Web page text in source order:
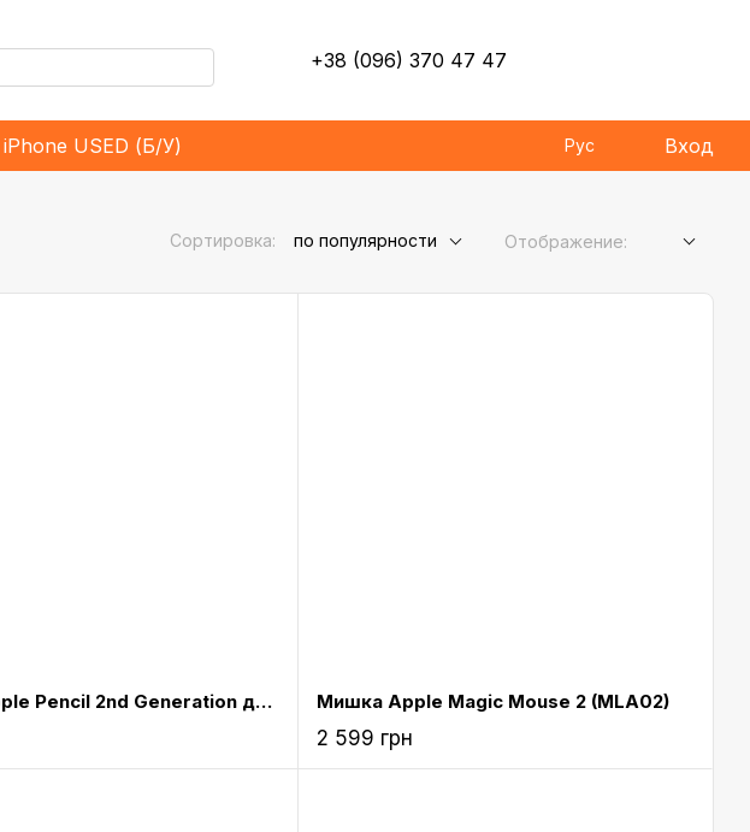
+38 (096) 370 47 47
iPhone USED (Б/У) Рус Вход
Сортировка: по популярности Отображение:
Стилус Apple Pencil 2nd Generation для iPad Pro 2018 (MU8F2) Мишка Apple Magic Mouse 2 (MLA02)
2 599 грн